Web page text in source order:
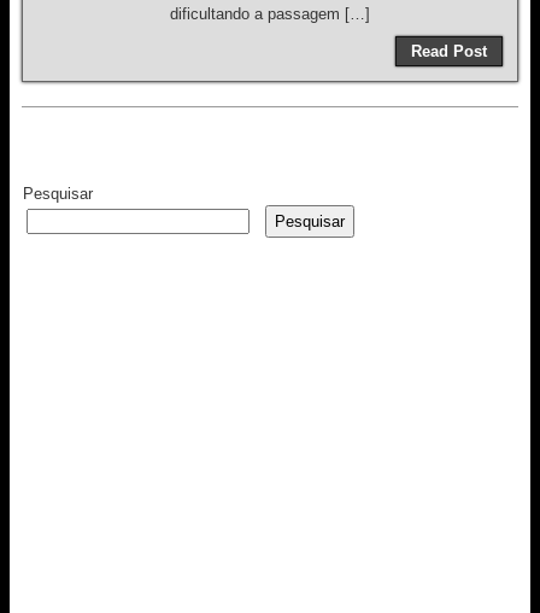
dificultando a passagem […]
Read Post
Pesquisar
Pesquisar